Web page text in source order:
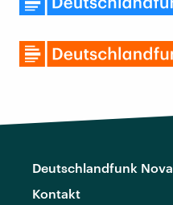
Deutschlandfunk Nova
Kontakt